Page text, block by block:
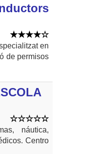
en
de permisos
náutica,
Centro